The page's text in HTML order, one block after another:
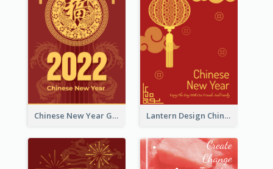
Chinese New Year Greeting Card With Dragon Decorations Lantern Design Chinese New Year Greeting Card